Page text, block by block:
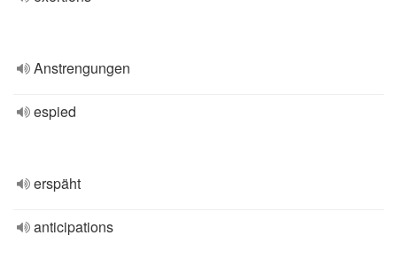
Anstrengungen
espied
erspäht
anticipations